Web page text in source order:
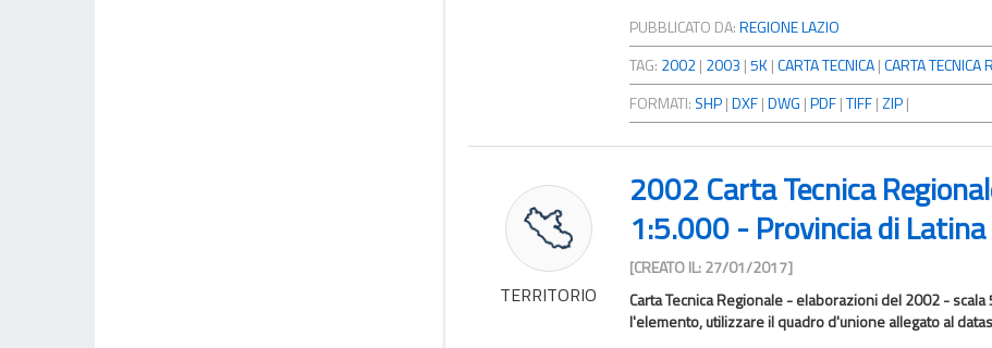
PUBBLICATO DA:REGIONE LAZIO
TAG: 2002 | 2003 |5K |CARTA TECNICA |CARTA TECNICA
FORMATI: SHP |DXF |DWG |PDF |TIFF |ZIP |
TERRITORIO
2002 Carta Tecnica
1:5.000 - Provincia di Latina
[CREATO IL: 27/01/2017]
Carta Tecnica Regionale - elaborazioni del 2002 -
l'elemento, utilizzare il quadro d'unione allegato al